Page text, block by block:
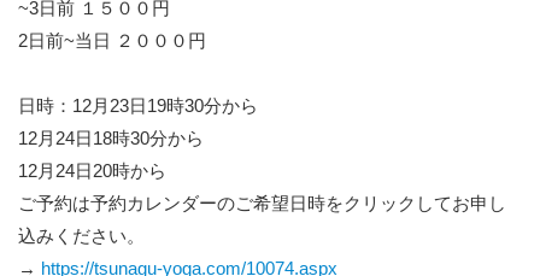
~3日前 １５００円
2日前~当日 ２０００円
日時：12月23日19時30分から
12月24日18時30分から
12月24日20時から
ご予約は予約カレンダーのご希望日時をクリックしてお申し
込みください。
→ https://tsunagu-yoga.com/10074.aspx